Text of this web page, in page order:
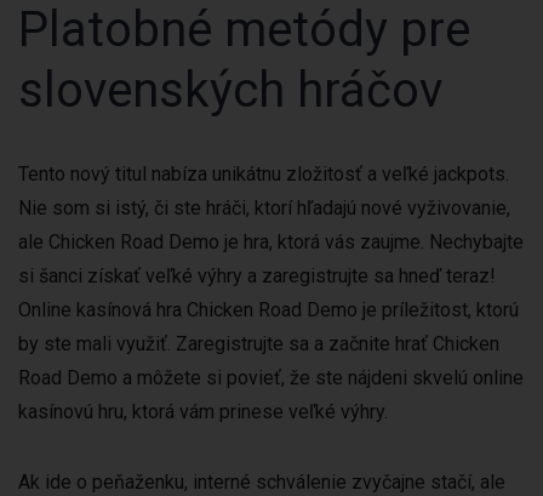
Platobné metódy pre
slovenských hráčov
Tento nový titul nabíza unikátnu zložitosť a veľké jackpots.
Nie som si istý, či ste hráči, ktorí hľadajú nové vyživovanie,
ale Chicken Road Demo je hra, ktorá vás zaujme. Nechybajte
si šanci získať veľké výhry a zaregistrujte sa hneď teraz!
Online kasínová hra Chicken Road Demo je príležitost, ktorú
by ste mali využiť. Zaregistrujte sa a začnite hrať Chicken
Road Demo a môžete si povieť, že ste nájdeni skvelú online
kasínovú hru, ktorá vám prinese veľké výhry.
Ak ide o peňaženku, interné schválenie zvyčajne stačí, ale